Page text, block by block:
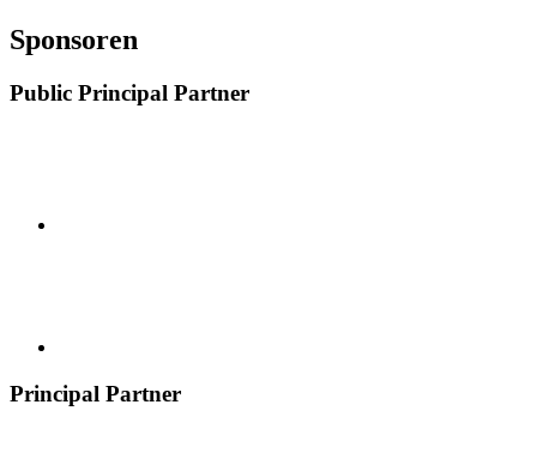
Sponsoren
Public Principal Partner
Principal Partner